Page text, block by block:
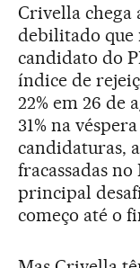
Crivella chega
debilitado que
candidato do
índice de
22% em 26 de
31% na
candidaturas,
fracassadas
principal
começo até o